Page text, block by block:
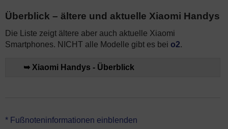
Überblick – ältere und aktuelle Xiaomi Handys
Die Liste zeigt ältere aber auch aktuelle Xiaomi
Smartphones. NICHT alle Modelle gibt es bei o2.
➥ Xiaomi Handys - Überblick
*Alle Preise der Xiaomi Handys zzgl. Anschlusspreis 39,99 € +
* Fußnoteninformationen einblenden